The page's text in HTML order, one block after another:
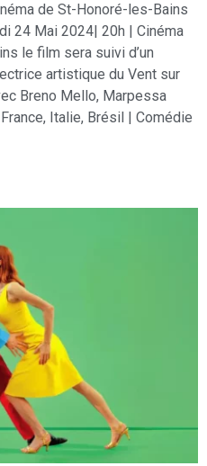
de St-Honoré-les-Bains
24 Mai 2024| 20h | Cinéma
le film sera suivi d’un
artistique du Vent sur
Breno Mello, Marpessa
Italie, Brésil | Comédie